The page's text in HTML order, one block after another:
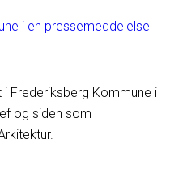
i en pressemeddelelse
Frederiksberg Kommune i
og siden som